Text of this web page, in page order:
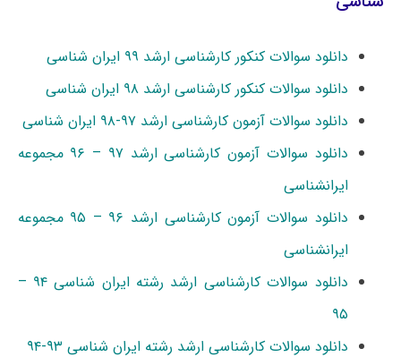
دانلود سوالات کنکور کارشناسی ارشد ۹۹ ایران شناسی
دانلود سوالات کنکور کارشناسی ارشد ۹۸ ایران شناسی
دانلود سوالات آزمون کارشناسی ارشد ۹۷-۹۸ ایران شناسی
دانلود سوالات آزمون کارشناسی ارشد ۹۷ – ۹۶ مجموعه
ایرانشناسی
دانلود سوالات آزمون کارشناسی ارشد ۹۶ – ۹۵ مجموعه
ایرانشناسی
دانلود سوالات کارشناسی ارشد رشته ایران شناسی ۹۴ –
۹۵
دانلود سوالات کارشناسی ارشد رشته ایران شناسی ۹۳-۹۴